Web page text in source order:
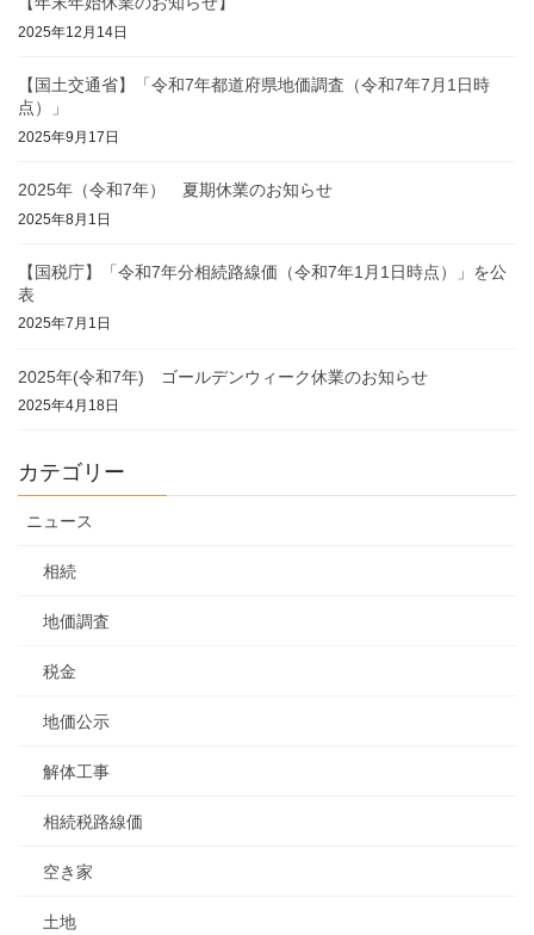
2025年12月14日
【国土交通省】「令和7年都道府県地価調査（令和7年7月1日時
点）」
2025年9月17日
2025年（令和7年） 夏期休業のお知らせ
2025年8月1日
【国税庁】「令和7年分相続路線価（令和7年1月1日時点）」を公
表
2025年7月1日
2025年(令和7年) ゴールデンウィーク休業のお知らせ
2025年4月18日
カテゴリー
ニュース
相続
地価調査
税金
地価公示
解体工事
相続税路線価
空き家
土地